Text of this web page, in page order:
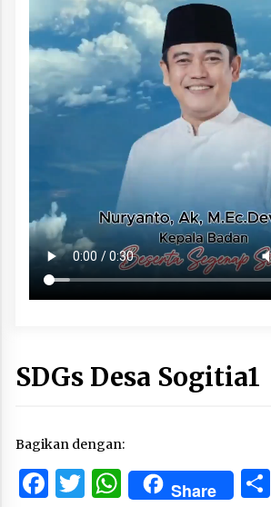
SDGs Desa Sogitia1
Bagikan dengan:
Facebook
Twitter
WhatsApp
Share